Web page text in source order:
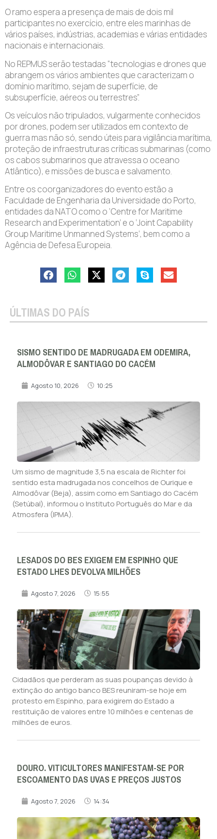
O ramo espera a presença de mais de dois mil
participantes no exercício, entre eles marinhas de
vários países, indústrias, academias e várias entidades
nacionais e internacionais.
No REPMUS serão testadas “tecnologias e drones que
abrangem os vários ambientes que caracterizam o
domínio marítimo, sejam de superfície, de
subsuperfície, aéreos ou terrestres”.
Os veículos não tripulados, vulgarmente conhecidos
por drones, podem ser utilizados em contexto de
guerra mas não só, sendo úteis para vigilância marítima,
proteção de infraestruturas críticas submarinas (como
os cabos submarinos que atravessa o oceano
Atlântico), e missões de busca e salvamento.
Entre os coorganizadores do evento estão a
Faculdade de Engenharia da Universidade do Porto,
entidades da NATO como o ‘Centre for Maritime
Research and Experimentation’ e o ‘Joint Capability
Group Maritime Unmanned Systems’, bem como a
Agência de Defesa Europeia.
ÚLTIMAS DO PAÍS
SISMO SENTIDO DE MADRUGADA EM ODEMIRA,
ALMODÔVAR E SANTIAGO DO CACÉM
Agosto 10, 2026 10:25
Um sismo de magnitude 3,5 na escala de Richter foi
sentido esta madrugada nos concelhos de Ourique e
Almodôvar (Beja), assim como em Santiago do Cacém
(Setúbal), informou o Instituto Português do Mar e da
Atmosfera (IPMA).
LESADOS DO BES EXIGEM EM ESPINHO QUE
ESTADO LHES DEVOLVA MILHÕES
Agosto 7, 2026 15:55
Cidadãos que perderam as suas poupanças devido à
extinção do antigo banco BES reuniram-se hoje em
protesto em Espinho, para exigirem do Estado a
restituição de valores entre 10 milhões e centenas de
milhões de euros.
DOURO. VITICULTORES MANIFESTAM-SE POR
ESCOAMENTO DAS UVAS E PREÇOS JUSTOS
Agosto 7, 2026 14:34